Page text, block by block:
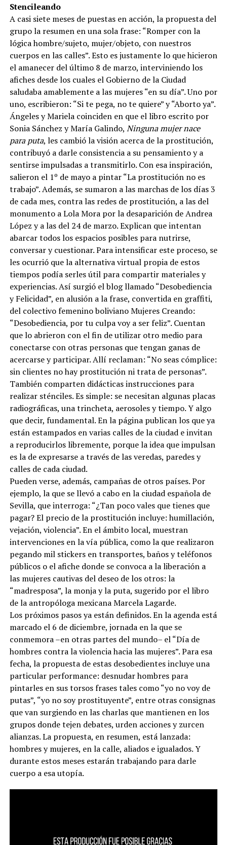
Stencileando
A casi siete meses de puestas en acción, la propuesta del
grupo la resumen en una sola frase: “Romper con la
lógica hombre/sujeto, mujer/objeto, con nuestros
cuerpos en las calles”. Esto es justamente lo que hicieron
el amanecer del último 8 de marzo, interviniendo los
afiches desde los cuales el Gobierno de la Ciudad
saludaba amablemente a las mujeres “en su día”. Uno por
uno, escribieron: “Si te pega, no te quiere” y “Aborto ya”.
Ángeles y Mariela coinciden en que el libro escrito por
Sonia Sánchez y María Galindo, Ninguna mujer nace
para puta, les cambió la visión acerca de la prostitución,
contribuyó a darle consistencia a su pensamiento y a
sentirse impulsadas a transmitirlo. Con esa inspiración,
salieron el 1º de mayo a pintar “La prostitución no es
trabajo”. Además, se sumaron a las marchas de los días 3
de cada mes, contra las redes de prostitución, a las del
monumento a Lola Mora por la desaparición de Andrea
López y a las del 24 de marzo. Explican que intentan
abarcar todos los espacios posibles para nutrirse,
conversar y cuestionar. Para intensificar este proceso, se
les ocurrió que la alternativa virtual propia de estos
tiempos podía serles útil para compartir materiales y
experiencias. Así surgió el blog llamado “Desobediencia
y Felicidad”, en alusión a la frase, convertida en graffiti,
del colectivo femenino boliviano Mujeres Creando:
“Desobediencia, por tu culpa voy a ser feliz”. Cuentan
que lo abrieron con el fin de utilizar otro medio para
conectarse con otras personas que tengan ganas de
acercarse y participar. Allí reclaman: “No seas cómplice:
sin clientes no hay prostitución ni trata de personas”.
También comparten didácticas instrucciones para
realizar sténciles. Es simple: se necesitan algunas placas
radiográficas, una trincheta, aerosoles y tiempo. Y algo
que decir, fundamental. En la página publican los que ya
están estampados en varias calles de la ciudad e invitan
a reproducirlos libremente, porque la idea que impulsan
es la de expresarse a través de las veredas, paredes y
calles de cada ciudad.
Pueden verse, además, campañas de otros países. Por
ejemplo, la que se llevó a cabo en la ciudad española de
Sevilla, que interroga: “¿Tan poco vales que tienes que
pagar? El precio de la prostitución incluye: humillación,
vejación, violencia”. En el ámbito local, muestran
intervenciones en la vía pública, como la que realizaron
pegando mil stickers en transportes, baños y teléfonos
públicos o el afiche donde se convoca a la liberación a
las mujeres cautivas del deseo de los otros: la
“madresposa”, la monja y la puta, sugerido por el libro
de la antropóloga mexicana Marcela Lagarde.
Los próximos pasos ya están definidos. En la agenda está
marcado el 6 de diciembre, jornada en la que se
conmemora –en otras partes del mundo– el “Día de
hombres contra la violencia hacia las mujeres”. Para esa
fecha, la propuesta de estas desobedientes incluye una
particular performance: desnudar hombres para
pintarles en sus torsos frases tales como “yo no voy de
putas”, “yo no soy prostituyente”, entre otras consignas
que van surgiendo en las charlas que mantienen en los
grupos donde tejen debates, urden acciones y zurcen
alianzas. La propuesta, en resumen, está lanzada:
hombres y mujeres, en la calle, aliados e igualados. Y
durante estos meses estarán trabajando para darle
cuerpo a esa utopía.